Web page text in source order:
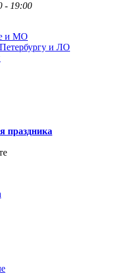
- 19:00
и МО
и ЛО
праздника